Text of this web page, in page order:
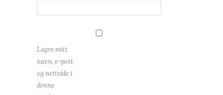
Lagre mitt
navn, e-post
og nettside i
denne